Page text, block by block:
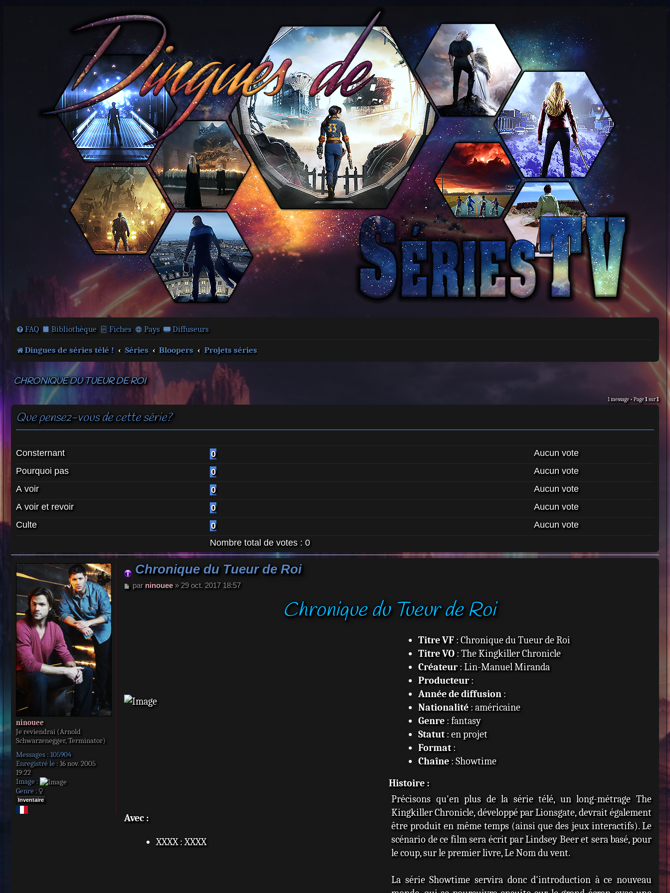
FAQ Bibliothèque Fiches Pays Diffuseurs
Dingues de séries télé ! Séries Bloopers Projets séries
CHRONIQUE DU TUEUR DE ROI
1 message • Page1sur1
Que pensez-vous de cette série?
Consternant 0
Aucun vote
Pourquoi pas
0
Aucun vote
A voir
0
Aucun vote
A voir et revoir
0
Aucun vote
Culte
0
Aucun vote
Nombre total de votes : 0
ninouee
Je reviendrai (Arnold
Schwarzenegger, Terminator)
Messages : 105904
Enregistré le : 16 nov. 2005
19:22
Image :
Genre :
Inventaire
Chronique du Tueur de Roi
M
par ninouee» 29 oct. 2017 18:57
Chronique du Tueur de Roi
Titre VF: Chronique du Tueur de Roi
Titre VO: The Kingkiller Chronicle
Créateur: Lin-Manuel Miranda
Producteur:
Année de diffusion:
Nationalité: américaine
Genre: fantasy
Statut: en projet
Format:
Chaîne: Showtime
Avec :
XXXX : XXXX
Histoire :
Précisons qu'en plus de la série télé, un long-métrage The
Kingkiller Chronicle, développé par Lionsgate, devrait également
être produit en même temps (ainsi que des jeux interactifs). Le
scénario de ce film sera écrit par Lindsey Beer et sera basé, pour
le coup, sur le premier livre, Le Nom du vent.
La série Showtime servira donc d'introduction à ce nouveau